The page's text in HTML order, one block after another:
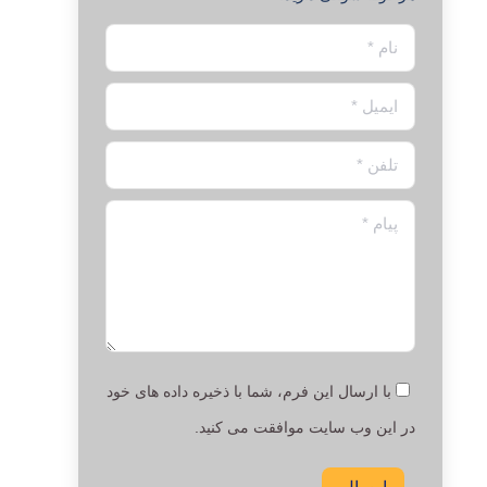
نام *
ایمیل *
تلفن *
پیام *
با ارسال این فرم، شما با ذخیره داده های خود
در این وب سایت موافقت می کنید.